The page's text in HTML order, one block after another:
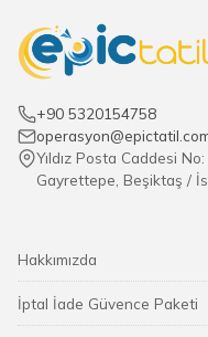
+90 5320154758
Yıldız Posta Caddesi
Gayrettepe, Beşiktaş /
Hakkımızda
İptal İade Güvence Paketi